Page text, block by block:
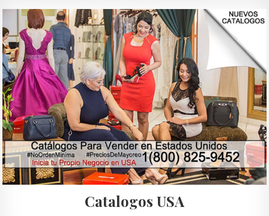
Catalogos USA